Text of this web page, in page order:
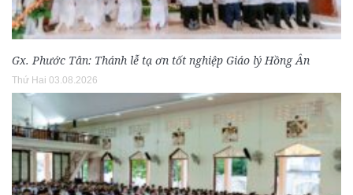
Gx. Phước Tân: Thánh lễ tạ ơn tốt nghiệp Giáo lý Hồng Ân
Thứ Hai 03.08.2026